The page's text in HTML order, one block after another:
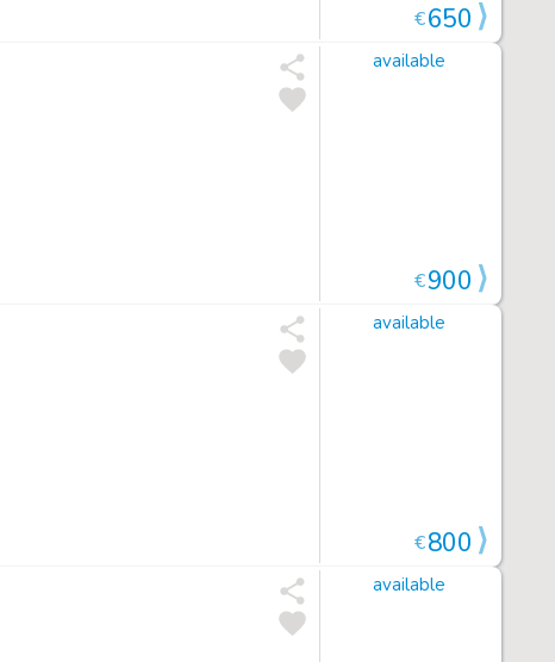
€650
available
€900
available
€800
available